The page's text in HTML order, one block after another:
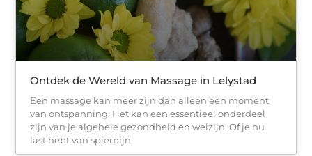
Ontdek de Wereld van Massage in Lelystad
Een massage kan meer zijn dan alleen een moment
van ontspanning. Het kan een essentieel onderdeel
zijn van je algehele gezondheid en welzijn. Of je nu
last hebt van spierpijn,